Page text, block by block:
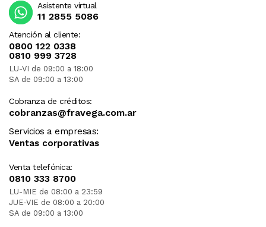
Atención al cliente:
0800 122 0338
0810 999 3728
LU-VI de 09:00 a 18:00
SA de 09:00 a 13:00
Cobranza de créditos:
cobranzas@fravega.com.ar
Servicios a empresas:
Ventas corporativas
Venta telefónica:
0810 333 8700
LU-MIE de 08:00 a 23:59
JUE-VIE de 08:00 a 20:00
SA de 09:00 a 13:00
Asistente virtual
11 2855 5086